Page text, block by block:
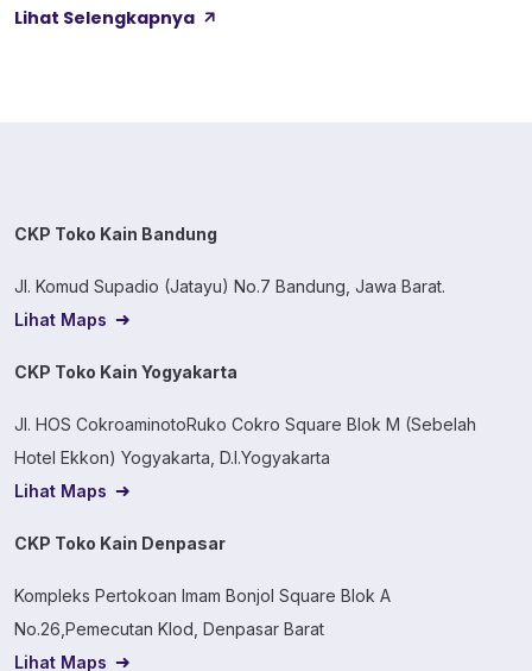
yaitu Cool Touch, Wicking Process, Anti Bacterial, dan Anti
Lihat Selengkapnya
CKP Toko Kain Bandung
Jl. Komud Supadio (Jatayu) No.7 Bandung, Jawa Barat.
Lihat Maps
CKP Toko Kain Yogyakarta
Jl. HOS CokroaminotoRuko Cokro Square Blok M (Sebelah
Hotel Ekkon) Yogyakarta, D.I.Yogyakarta
Lihat Maps
CKP Toko Kain Denpasar
Kompleks Pertokoan Imam Bonjol Square Blok A
No.26,Pemecutan Klod, Denpasar Barat
Lihat Maps